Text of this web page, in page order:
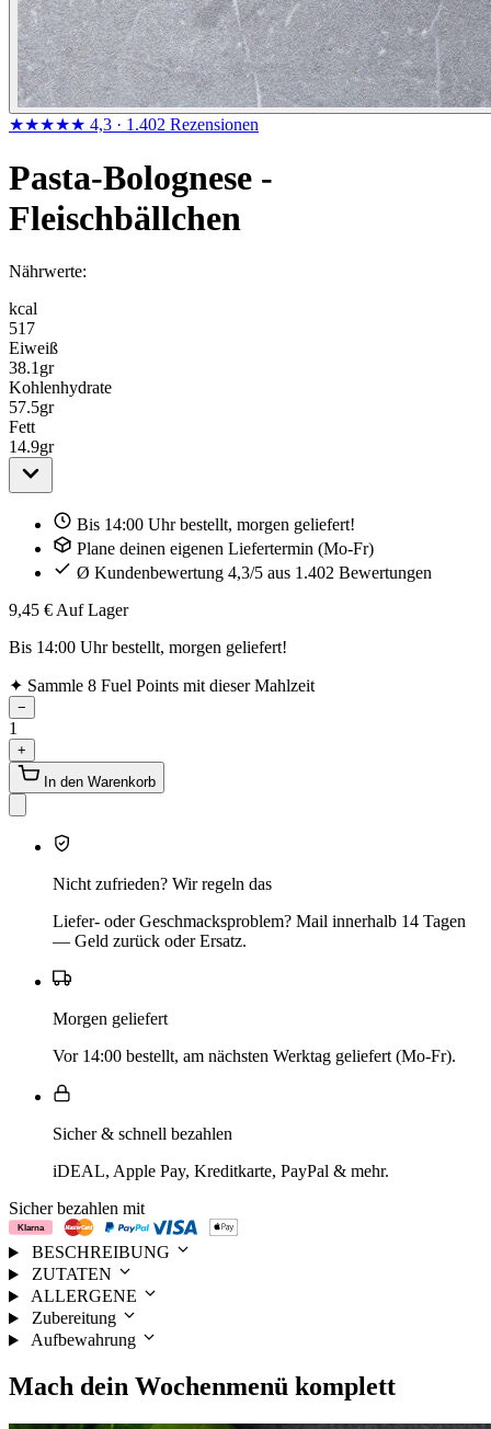
★★★★★ 4,3 · 1.402 Rezensionen
Pasta-Bolognese -
Fleischbällchen
Nährwerte:
kcal
517
Eiweiß
38.1 gr
Kohlenhydrate
57.5gr
Fett
14.9gr
Bis 14:00 Uhr bestellt, morgen geliefert!
Plane deinen eigenen Liefertermin (Mo-Fr)
Ø Kundenbewertung 4,3/5 aus 1.402 Bewertungen
9,45 € Auf Lager
Bis 14:00 Uhr bestellt, morgen geliefert!
✦ Sammle 8 Fuel Points mit dieser Mahlzeit
−
1
+
In den Warenkorb
Nicht zufrieden? Wir regeln das
Liefer- oder Geschmacksproblem? Mail innerhalb 14 Tagen
— Geld zurück oder Ersatz.
Morgen geliefert
Vor 14:00 bestellt, am nächsten Werktag geliefert (Mo-Fr).
Sicher & schnell bezahlen
iDEAL, Apple Pay, Kreditkarte, PayPal & mehr.
Sicher bezahlen mit
BESCHREIBUNG
ZUTATEN
ALLERGENE
Zubereitung
Aufbewahrung
Mach dein Wochenmenü komplett